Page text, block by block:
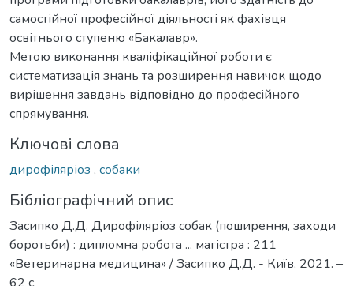
самостійної професійної діяльності як фахівця
освітнього ступеню «Бакалавр».
Метою виконання кваліфікаційної роботи є
систематизація знань та розширення навичок щодо
вирішення завдань відповідно до професійного
спрямування.
Ключові слова
дирофіляріоз , собаки
Бібліографічний опис
Засипко Д.Д. Дирофіляріоз собак (поширення, заходи
боротьби) : дипломна робота ... магістра : 211
«Ветеринарна медицина» / Засипко Д.Д. - Київ, 2021. –